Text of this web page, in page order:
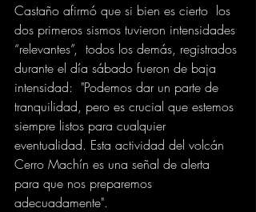
Castaño afirmó que si bien es cierto  los
dos primeros sismos tuvieron intensidades
“relevantes”,  todos los demás, registrados
durante el día sábado fueron de baja
intensidad:  "Podemos dar un parte de
tranquilidad, pero es crucial que estemos
siempre listos para cualquier
eventualidad. Esta actividad del volcán
Cerro Machín es una señal de alerta
para que nos preparemos
adecuadamente".